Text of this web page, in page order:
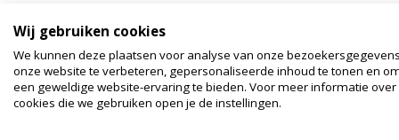
Wij gebruiken cookies
We kunnen deze plaatsen voor analyse van onze
onze website te verbeteren, gepersonaliseerde inhoud te tonen en
een geweldige website-ervaring te bieden. Voor meer informatie over
cookies die we gebruiken open je de instellingen.